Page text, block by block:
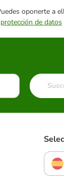
oponerte a
protección de datos